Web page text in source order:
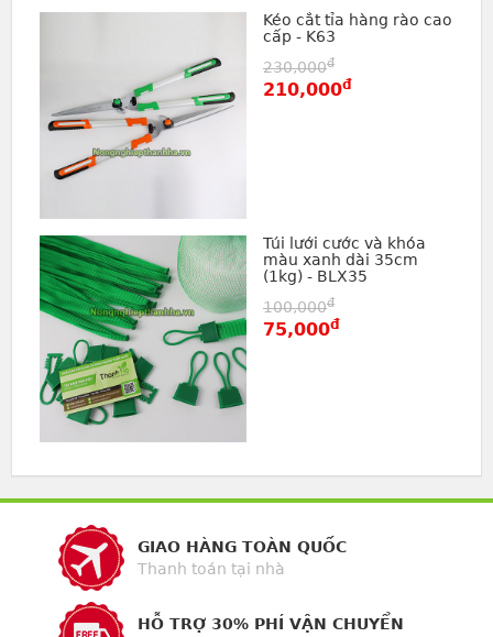
Kéo cắt tỉa hàng rào cao
cấp - K63
230,000đ
210,000đ
Túi lưới cước và khóa
màu xanh dài 35cm
(1kg) - BLX35
100,000đ
75,000đ
GIAO HÀNG TOÀN QUỐC
Thanh toán tại nhà
HỖ TRỢ 30% PHÍ VẬN CHUYỂN